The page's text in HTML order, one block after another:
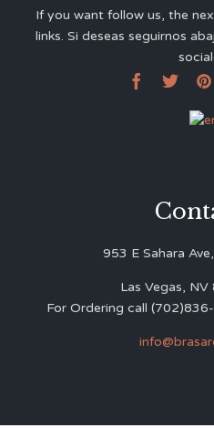
If you want follow us, the
links. Si deseas seguirnos
  
953 E Sahara
Las Vegas,
For Ordering call